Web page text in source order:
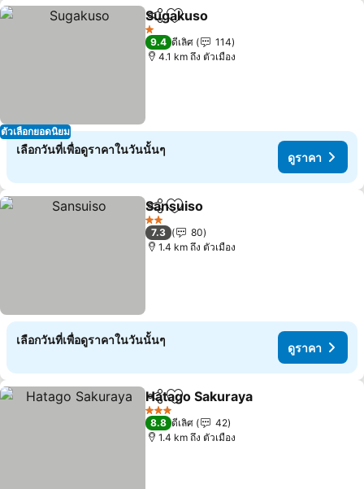
ตัวเลือกยอดนิยม
แชร์ เพิ่มในรายการโปรด
Sugakuso
1 ดาว
9.4 ดีเลิศ
114
4.1 km ถึง ตัวเมือง
เลือกวันที่เพื่อดูราคาในวันนั้นๆ
ดูราคา
แชร์ เพิ่มในรายการโปรด
Sansuiso
2 ดาว
7.3
80
1.4 km ถึง ตัวเมือง
เลือกวันที่เพื่อดูราคาในวันนั้นๆ
ดูราคา
แชร์ เพิ่มในรายการโปรด
Hatago Sakuraya
3 ดาว
8.8 ดีเลิศ
42
1.4 km ถึง ตัวเมือง